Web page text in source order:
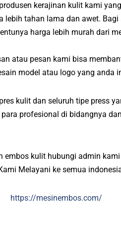
kerajinan kulit kami
lebih tahan lama dan awet.
harga lebih murah dari
atau pesan kami bisa
model atau logo yang anda
kulit dan seluruh tipe press
profesional di bidangnya
embos kulit hubungi admin
Melayani ke semua
https://mesinembos.com/